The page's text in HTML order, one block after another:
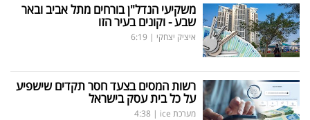
משקיעי הנדל"ן בורחים מתל אביב ובאר
שבע - וקונים בעיר הזו
איציק יצחקי |
6:19
רשות המסים בצעד חסר תקדים שישפיע
על כל בית עסק בישראל
מערכת ice |
4:38